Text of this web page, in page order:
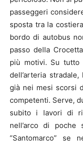
passeggeri
sposta tra la
bordo di autobus
passo della
più motivi. Su tutto
dell’arteria
già nei mesi scorsi
competenti. Serve,
subito i lavori di
nell’arco di poche
“Santomarco” se